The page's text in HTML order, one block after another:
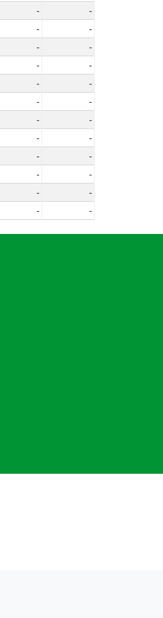
-
-
-
-
-
-
-
-
-
-
-
-
-
-
-
-
-
-
-
-
-
-
- -